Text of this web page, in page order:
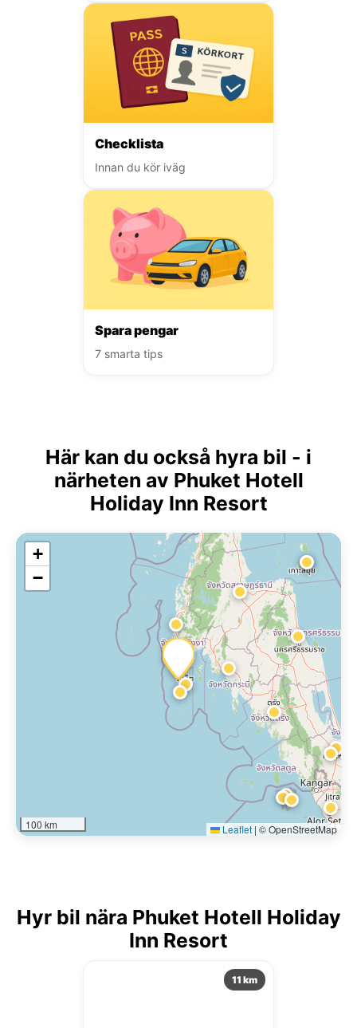
Checklista
Innan du kör iväg
Spara pengar
7 smarta tips
Här kan du också hyra bil - i
närheten av Phuket Hotell
Holiday Inn Resort
+
−
100 km Leaflet | © OpenStreetMap
Hyr bil nära Phuket Hotell Holiday
Inn Resort
11 km